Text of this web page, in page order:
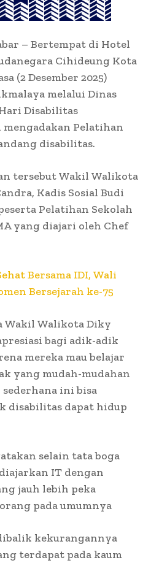
– Bertempat di Hotel
Cihideung Kota
(2 Desember 2025)
melalui Dinas
Disabilitas
Pelatihan
disabilitas.
tersebut Wakil Walikota
Kadis Sosial Budi
Pelatihan Sekolah
yang diajari oleh Chef
Bersama IDI, Wali
Bersejarah ke-75
Wakil Walikota Diky
bagi adik-adik
mereka mau belajar
yang mudah-mudahan
ini bisa
disabilitas dapat hidup
selain tata boga
IT dengan
jauh lebih peka
pada umumnya
kekurangannya
terdapat pada kaum